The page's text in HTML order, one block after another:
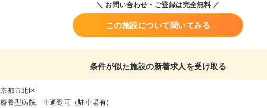
＼ お問い合わせ・ご登録は完全無料 ／
この施設について聞いてみる
条件が似た施設の新着求人を受け取る
京都市北区
療養型病院、車通勤可（駐車場有）